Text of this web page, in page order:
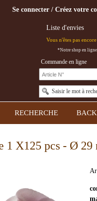
Se connecter / Créez votre
Liste d'envies
Vous n'êtes pas
*Notre shop en
Saisir le mot à
Commande en ligne
RECHERCHE
1 X125 pcs - Ø 29